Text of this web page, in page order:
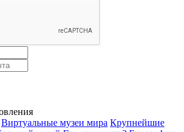
Виртуальные музеи мира Крупнейшие